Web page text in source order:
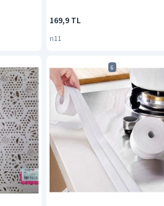
169,9 TL
n11
6